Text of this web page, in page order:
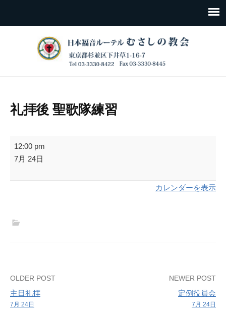
礼拝後 聖歌隊練習
礼
拝
聖
12:00 pm
7月 24日
カレンダーを表示
Post
navigation
OLDER POST
主日礼拝
7月 24日
NEWER POST
定例役員会
7月 24日